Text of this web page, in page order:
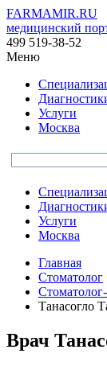
FARMAMIR.RU
медицинский
499 519-38-52
Меню
Услуги
Москва
Услуги
Москва
Главная
Стоматолог
Танасогло
Врач